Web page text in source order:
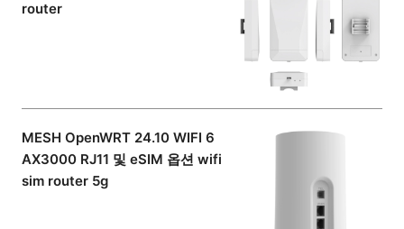
router
MESH OpenWRT 24.10 WIFI 6
AX3000 RJ11 및 eSIM 옵션 wifi
sim router 5g